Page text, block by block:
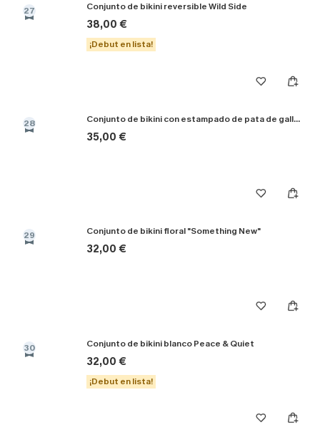
27 Conjunto de bikini reversible Wild Side
38,00 €
¡Debut en lista!
28 Conjunto de bikini con estampado de pata de gallo "Not Sorry"
35,00 €
29 Conjunto de bikini floral "Something New"
32,00 €
30 Conjunto de bikini blanco Peace & Quiet
32,00 €
¡Debut en lista!